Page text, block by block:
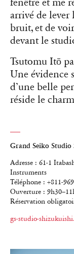
fenêtre et me
arrivé de lever
bruit, et de
devant le
Tsutomu Itō
Une évidence
d’une belle
réside le
Grand Seiko Studio
Adresse : 61-1
Instruments
Téléphone : +811-
Ouverture :
Réservation
gs-studio-